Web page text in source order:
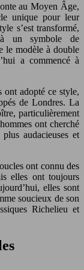
au Moyen Âge,
unique pour leur
s’est transformé,
à un symbole de
le modèle à double
a commencé à
ont adopté ce style,
de Londres. La
particulièrement
ont cherché
audacieuses et
ont connu des
elles ont toujours
elles sont
soucieux de son
Richelieu et